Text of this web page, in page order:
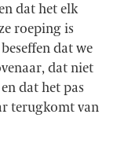
dat het elk
roeping is
dat we
dat niet
dat het pas
terugkomt van